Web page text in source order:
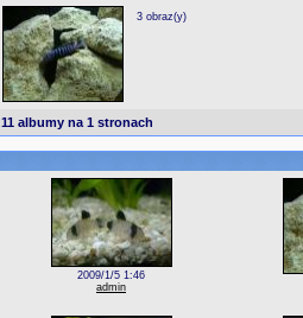
3 obraz(y)
11 albumy na 1 stronach
2009/1/5 1:46
admin